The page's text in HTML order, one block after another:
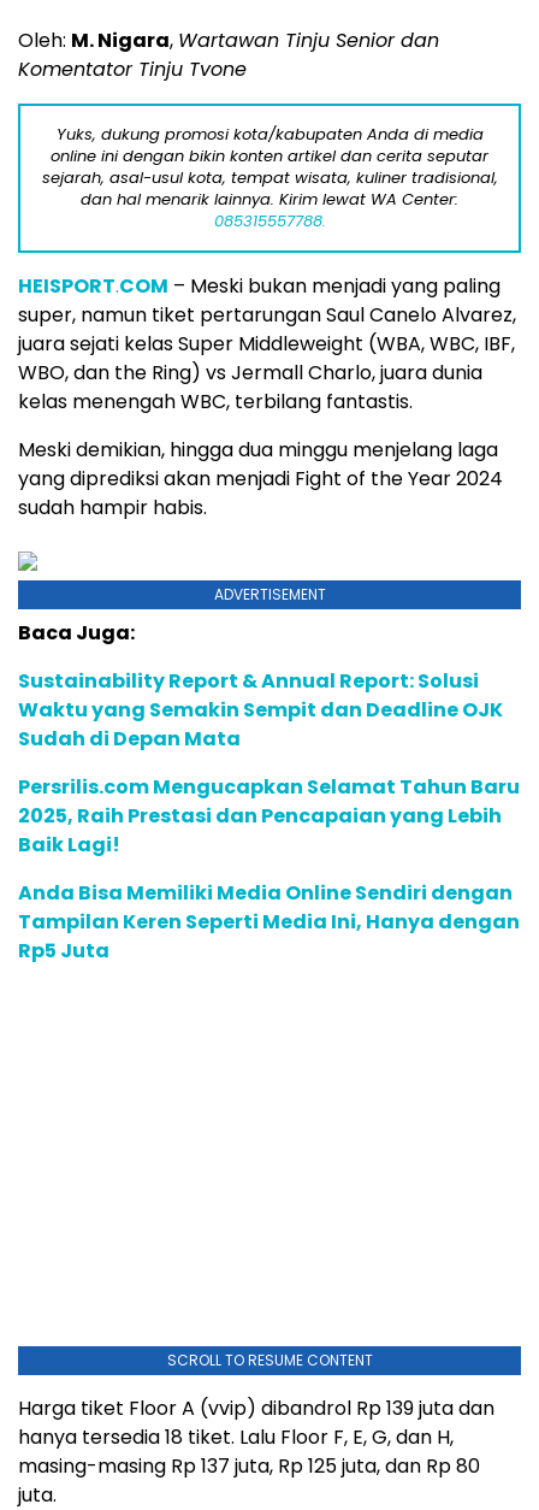
Oleh: M. Nigara, Wartawan Tinju Senior dan
Komentator Tinju Tvone
Yuks, dukung promosi kota/kabupaten Anda di media
online ini dengan bikin konten artikel dan cerita seputar
sejarah, asal-usul kota, tempat wisata, kuliner tradisional,
dan hal menarik lainnya. Kirim lewat WA Center:
085315557788.
HEISPORT.COM – Meski bukan menjadi yang paling
super, namun tiket pertarungan Saul Canelo Alvarez,
juara sejati kelas Super Middleweight (WBA, WBC, IBF,
WBO, dan the Ring) vs Jermall Charlo, juara dunia
kelas menengah WBC, terbilang fantastis.
Meski demikian, hingga dua minggu menjelang laga
yang diprediksi akan menjadi Fight of the Year 2024
sudah hampir habis.
ADVERTISEMENT
Baca Juga:
Sustainability Report & Annual Report: Solusi
Waktu yang Semakin Sempit dan Deadline OJK
Sudah di Depan Mata
Persrilis.com Mengucapkan Selamat Tahun Baru
2025, Raih Prestasi dan Pencapaian yang Lebih
Baik Lagi!
Anda Bisa Memiliki Media Online Sendiri dengan
Tampilan Keren Seperti Media Ini, Hanya dengan
Rp5 Juta
SCROLL TO RESUME CONTENT
Harga tiket Floor A (vvip) dibandrol Rp 139 juta dan
hanya tersedia 18 tiket. Lalu Floor F, E, G, dan H,
masing-masing Rp 137 juta, Rp 125 juta, dan Rp 80
juta.